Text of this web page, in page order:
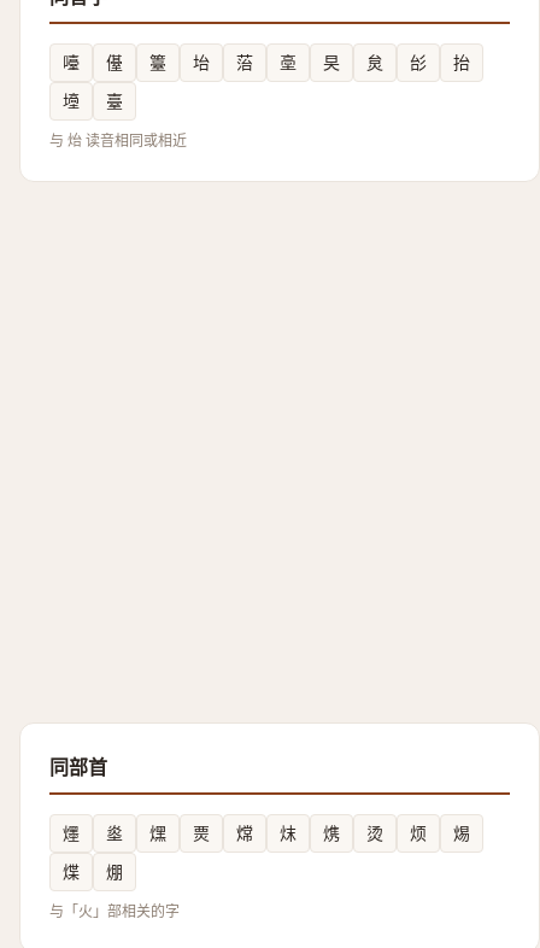
㘆 㒗 籉 坮 菭 㙜 旲 炱 㣍
抬
㙵
臺
与 炲 读音相同或相近
同部首
爅 烾 㷵 㶾 龦 㶬 㷪 烫 烦
焬
煠
焩
与「火」部相关的字